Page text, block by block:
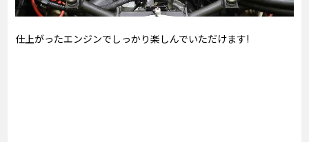
仕上がったエンジンでしっかり楽しんでいただけます!